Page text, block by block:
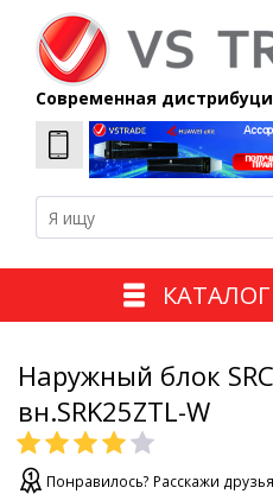
Современная
Наружный блок
вн.SRK25ZTL-W
Понравилось? Расскажи